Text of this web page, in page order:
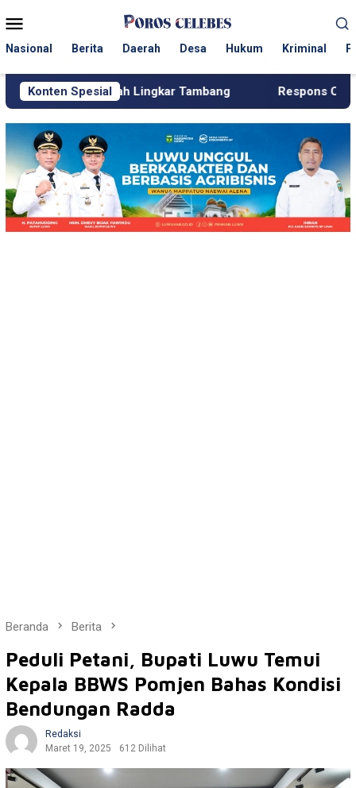
ke
Mobile
Nasional Berita Daerah Desa Hukum Kriminal
Konten Spesial
Lingkar Tambang Respons Cepat KJM PT MDA,
Beranda Berita
Peduli Petani, Bupati Luwu Temui
Kepala BBWS Pomjen Bahas Kondisi
Bendungan Radda
Redaksi
Maret 19, 2025
612 Dilihat